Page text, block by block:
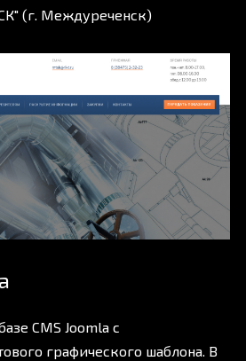
(г. Междуреченск)
CMS Joomla с
графического шаблона. В